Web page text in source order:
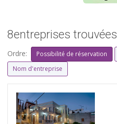
8entreprises trouvées
Ordre: Possibilité de réservation
Nom d'entreprise